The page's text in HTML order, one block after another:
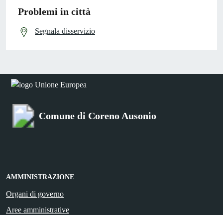
Problemi in città
Segnala disservizio
Comune di Coreno Ausonio
AMMINISTRAZIONE
Organi di governo
Aree amministrative